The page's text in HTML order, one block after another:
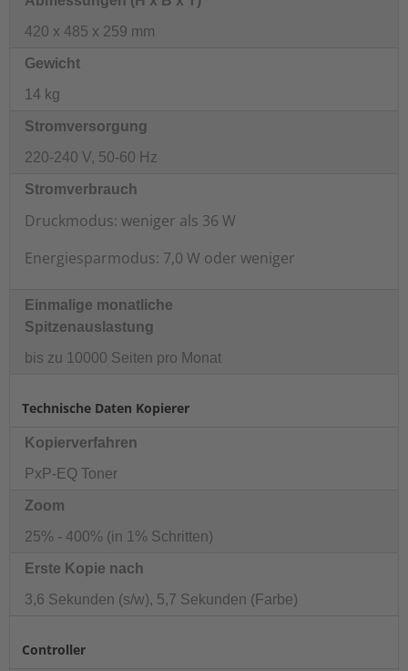
420 x 485 x 259 mm
Gewicht
14 kg
Stromversorgung
220-240 V, 50-60 Hz
Stromverbrauch
Druckmodus: weniger als 36 W
Energiesparmodus: 7,0 W oder weniger
Einmalige monatliche
Spitzenauslastung
bis zu 10000 Seiten pro Monat
Technische Daten Kopierer
Kopierverfahren
PxP-EQ Toner
Zoom
25% - 400% (in 1% Schritten)
Erste Kopie nach
3,6 Sekunden (s/w), 5,7 Sekunden (Farbe)
Controller